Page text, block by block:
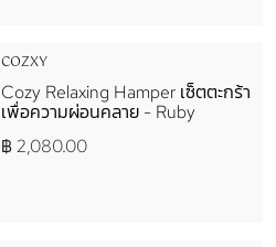
COZXY
Cozy Relaxing Hamper เซ็ตตะกร้า
เพื่อความผ่อนคลาย - Ruby
฿ 2,080.00